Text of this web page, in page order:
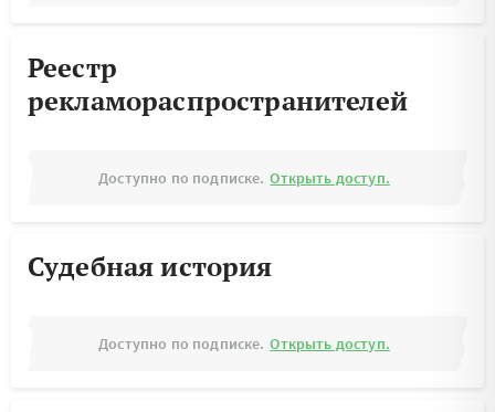
Реестр
рекламораспространителей
Доступно по подписке. Открыть доступ.
Судебная история
Доступно по подписке. Открыть доступ.